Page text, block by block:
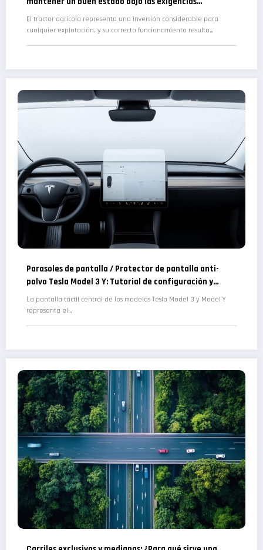
normativas españolas
El tractor agrícola representa una inversión considerable para
cualquier explotación, y su correcto funcionamiento resulta…
Parasoles de pantalla / Protector de pantalla anti-
polvo Tesla Model 3 Y: Tutorial de configuración y
mantenimiento libre de polvo
La pantalla táctil central de los modelos Tesla Model 3 y Model Y
representa el…